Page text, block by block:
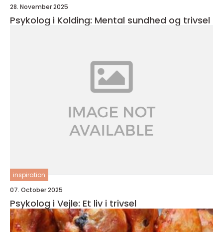
28. November 2025
Psykolog i Kolding: Mental sundhed og trivsel
inspiration
07. October 2025
Psykolog i Vejle: Et liv i trivsel